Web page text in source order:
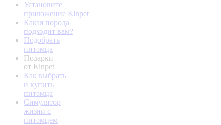
Установите
приложение Kinpet
Какая порода
подходит вам?
Подобрать
питомца
Подарки
от Kinpet
Как выбрать
и купить
питомца
Симулятор
жизни с
питомцем